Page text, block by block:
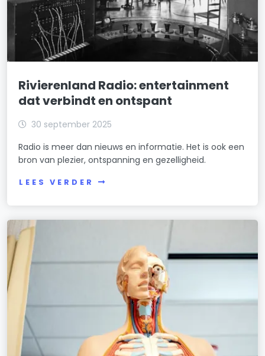
Rivierenland Radio: entertainment
dat verbindt en ontspant
30 september 2025
Radio is meer dan nieuws en informatie. Het is ook een
bron van plezier, ontspanning en gezelligheid.
LEES VERDER